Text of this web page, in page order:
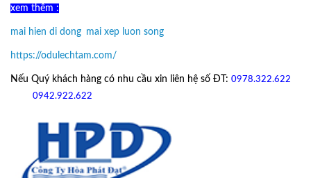
xem thêm :
mai hien di dong mai xep luon song
https://odulechtam.com/
Nếu Quý khách hàng có nhu cầu xin liên hệ số ĐT: 0978.322.622
0942.922.622